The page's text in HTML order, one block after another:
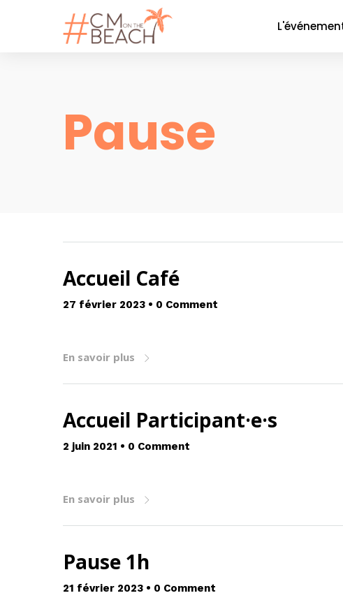
Pause
Accueil Café
27 février 2023 • 0 Comment
En savoir plus
Accueil Participant·e·s
2 juin 2021 • 0 Comment
En savoir plus
Pause 1h
21 février 2023 • 0 Comment